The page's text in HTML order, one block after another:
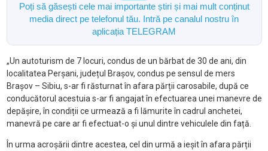
Poți să găsești cele mai importante știri și mai mult conținut
media direct pe telefonul tău. Intră pe canalul nostru în
aplicația TELEGRAM
„Un autoturism de 7 locuri, condus de un bărbat de 30 de ani, din
localitatea Perșani, județul Brașov, condus pe sensul de mers
Brașov – Sibiu, s-ar fi răsturnat în afara părții carosabile, după ce
conducătorul acestuia s-ar fi angajat în efectuarea unei manevre de
depășire, în condiții ce urmează a fi lămurite în cadrul anchetei,
manevră pe care ar fi efectuat-o și unul dintre vehiculele din față.
În urma acroșării dintre acestea, cel din urmă a ieșit în afara părții